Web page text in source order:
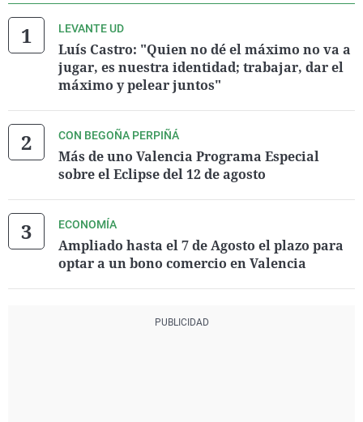
LEVANTE UD
Luís Castro: "Quien no dé el máximo no va a
jugar, es nuestra identidad; trabajar, dar el
máximo y pelear juntos"
CON BEGOÑA PERPIÑÁ
Más de uno Valencia Programa Especial
sobre el Eclipse del 12 de agosto
ECONOMÍA
Ampliado hasta el 7 de Agosto el plazo para
optar a un bono comercio en Valencia